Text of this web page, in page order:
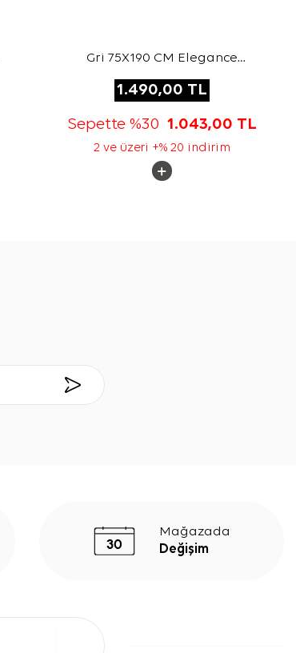
Gri 75X190 CM Elegance
1.490,00 TL
Sepette %30 1.043,00 TL
2 ve üzeri +% 20 indirim
Mağazada
Değişim